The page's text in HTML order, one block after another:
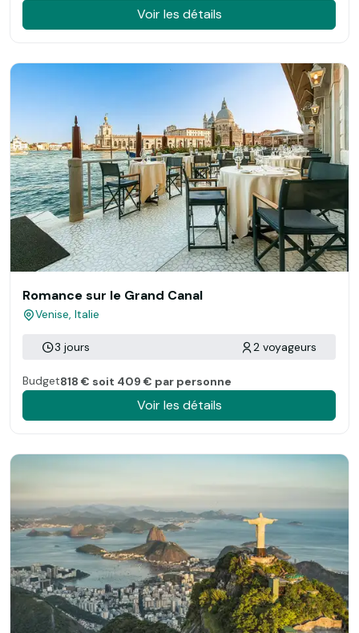
Voir les détails
Romance sur le Grand Canal
Venise, Italie
3 jours 2 voyageurs
Budget818 € soit 409 € par personne
Voir les détails